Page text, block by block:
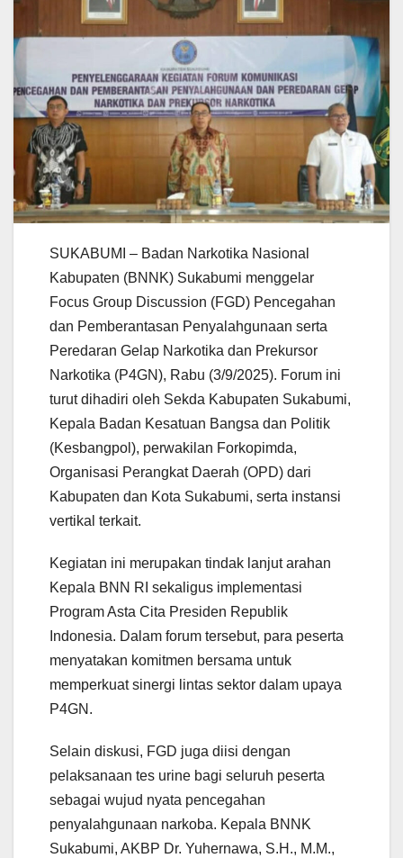
SUKABUMI – Badan Narkotika Nasional
Kabupaten (BNNK) Sukabumi menggelar
Focus Group Discussion (FGD) Pencegahan
dan Pemberantasan Penyalahgunaan serta
Peredaran Gelap Narkotika dan Prekursor
Narkotika (P4GN), Rabu (3/9/2025). Forum ini
turut dihadiri oleh Sekda Kabupaten Sukabumi,
Kepala Badan Kesatuan Bangsa dan Politik
(Kesbangpol), perwakilan Forkopimda,
Organisasi Perangkat Daerah (OPD) dari
Kabupaten dan Kota Sukabumi, serta instansi
vertikal terkait.
Kegiatan ini merupakan tindak lanjut arahan
Kepala BNN RI sekaligus implementasi
Program Asta Cita Presiden Republik
Indonesia. Dalam forum tersebut, para peserta
menyatakan komitmen bersama untuk
memperkuat sinergi lintas sektor dalam upaya
P4GN.
Selain diskusi, FGD juga diisi dengan
pelaksanaan tes urine bagi seluruh peserta
sebagai wujud nyata pencegahan
penyalahgunaan narkoba. Kepala BNNK
Sukabumi, AKBP Dr. Yuhernawa, S.H., M.M.,